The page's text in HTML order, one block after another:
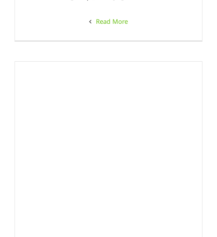
Read More